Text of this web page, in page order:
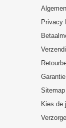
Privacy
Sitemap
Kies de